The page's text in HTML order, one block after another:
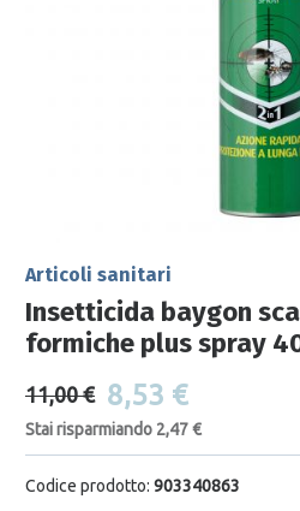
Articoli sanitari
Insetticida baygon
formiche plus spray
11,00 € 8,53 €
Stai risparmiando 2,47 €
Codice prodotto: 903340863